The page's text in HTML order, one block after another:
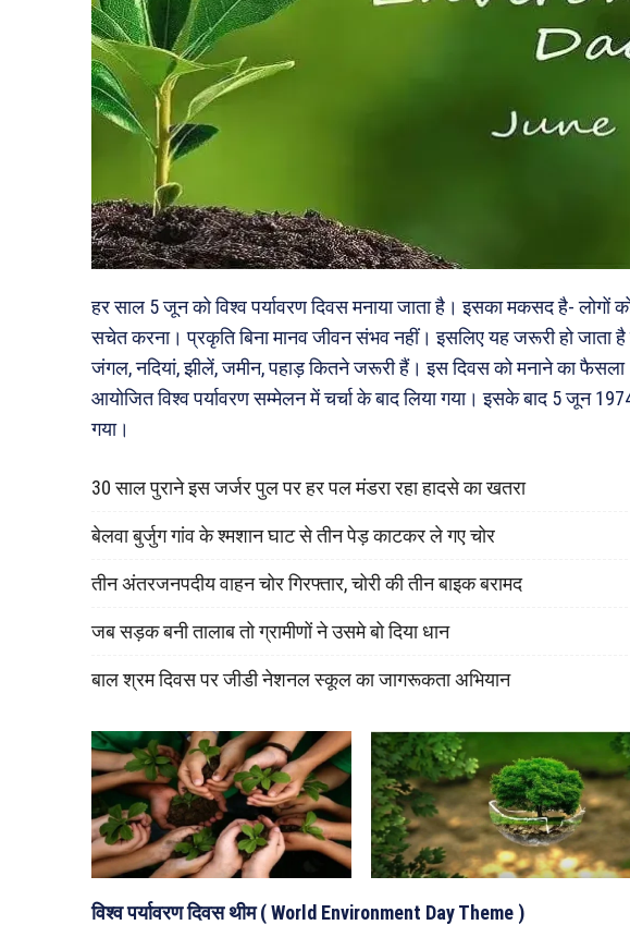
हर साल 5 जून को विश्व पर्यावरण दिवस मनाया जाता है। इसका मकसद है- लोगों
सचेत करना। प्रकृति बिना मानव जीवन संभव नहीं। इसलिए यह जरूरी हो जाता
जंगल, नदियां, झीलें, जमीन, पहाड़ कितने जरूरी हैं। इस दिवस को मनाने का फैसला
आयोजित विश्व पर्यावरण सम्मेलन में चर्चा के बाद लिया गया। इसके बाद 5 जून
गया।
30 साल पुराने इस जर्जर पुल पर हर पल मंडरा रहा हादसे का खतरा
बेलवा बुर्जुग गांव के श्मशान घाट से तीन पेड़ काटकर ले गए चोर
तीन अंतरजनपदीय वाहन चोर गिरफ्तार, चोरी की तीन बाइक बरामद
जब सड़क बनी तालाब तो ग्रामीणों ने उसमे बो दिया धान
बाल श्रम दिवस पर जीडी नेशनल स्कूल का जागरूकता अभियान
विश्व पर्यावरण दिवस थीम ( World Environment Day Theme )